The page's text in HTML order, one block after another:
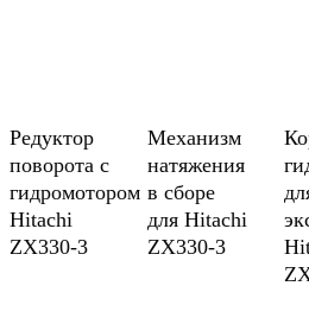
Редуктор
поворота c
гидромотором
Hitachi
ZX330-3
Механизм
натяжения
в сборе
для Hitachi
ZX330-3